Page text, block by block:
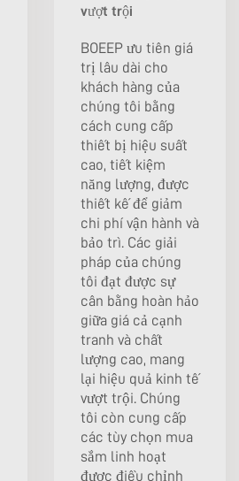
vượt trội
BOEEP ưu tiên giá
trị lâu dài cho
khách hàng của
chúng tôi bằng
cách cung cấp
thiết bị hiệu suất
cao, tiết kiệm
năng lượng, được
thiết kế để giảm
chi phí vận hành và
bảo trì. Các giải
pháp của chúng
tôi đạt được sự
cân bằng hoàn hảo
giữa giá cả cạnh
tranh và chất
lượng cao, mang
lại hiệu quả kinh tế
vượt trội. Chúng
tôi còn cung cấp
các tùy chọn mua
sắm linh hoạt
được điều chỉnh